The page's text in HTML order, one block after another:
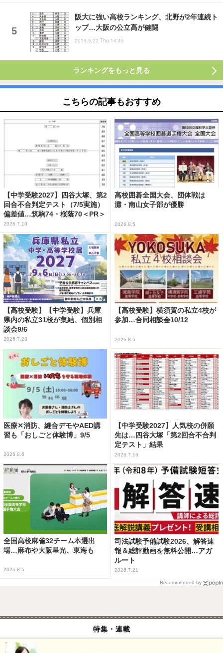
阪大に強い高校ランキング、北野が2年連続ト
ップ…大阪の公立高が健闘
2014.5.22 Thu 14:45
ランキングをもっと見る
こちらの記事もおすすめ
【中学受験2027】四谷大塚、第2
回合不合判定テスト（7/5実施）
偏差値…筑駒74・桜蔭70＜PR＞
2026.7.10
高校囲碁全国大会、団体戦は
灘・南山女子部が優勝
2026.8.5
【高校受験】【中学受験】兵庫
県内の私立31校が集結、個別相
談会9/6
2026.7.28
【高校受験】横須賀の私立4校が
参加…合同相談会10/12
2026.8.5
医療✕消防、縫合デモやAED講
習も「おしごと体験博」9/5
2026.8.6
【中学受験2027】人気校の併願
先は…四谷大塚「第2回合不合判
定テスト」結果
2026.7.16
全国高校麻雀32チーム本選出
場…麻布や大阪星光、東海も
2026.8.5
司法試験予備試験2026、解答速
報＆総評動画を無料公開…アガ
ルート
2026.7.21
Recommended by
特集・連載